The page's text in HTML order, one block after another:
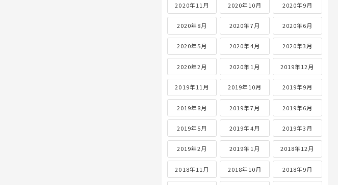
2020年11月 2020年10月 2020年9月
2020年8月 2020年7月 2020年6月
2020年5月 2020年4月 2020年3月
2020年2月 2020年1月 2019年12月
2019年11月 2019年10月 2019年9月
2019年8月 2019年7月 2019年6月
2019年5月 2019年4月 2019年3月
2019年2月 2019年1月 2018年12月
2018年11月 2018年10月 2018年9月